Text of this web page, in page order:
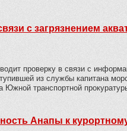
с загрязнением
проверку в связи с
из службы капитана
транспортной
Анапы к